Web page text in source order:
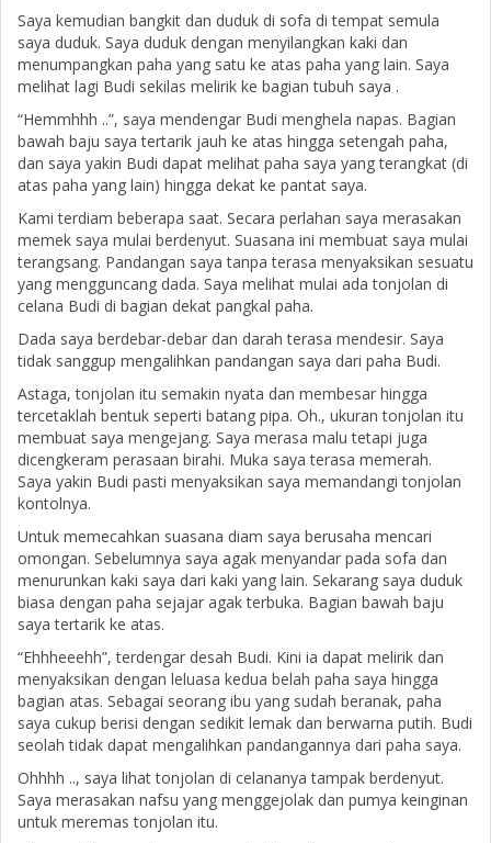
Saya kemudian bangkit dan duduk di sofa di tempat semula
saya duduk. Saya duduk dengan menyilangkan kaki dan
menumpangkan paha yang satu ke atas paha yang lain. Saya
melihat lagi Budi sekilas melirik ke bagian tubuh saya .
“Hemmhhh ..”, saya mendengar Budi menghela napas. Bagian
bawah baju saya tertarik jauh ke atas hingga setengah paha,
dan saya yakin Budi dapat melihat paha saya yang terangkat (di
atas paha yang lain) hingga dekat ke pantat saya.
Kami terdiam beberapa saat. Secara perlahan saya merasakan
memek saya mulai berdenyut. Suasana ini membuat saya mulai
terangsang. Pandangan saya tanpa terasa menyaksikan sesuatu
yang mengguncang dada. Saya melihat mulai ada tonjolan di
celana Budi di bagian dekat pangkal paha.
Dada saya berdebar-debar dan darah terasa mendesir. Saya
tidak sanggup mengalihkan pandangan saya dari paha Budi.
Astaga, tonjolan itu semakin nyata dan membesar hingga
tercetaklah bentuk seperti batang pipa. Oh., ukuran tonjolan itu
membuat saya mengejang. Saya merasa malu tetapi juga
dicengkeram perasaan birahi. Muka saya terasa memerah.
Saya yakin Budi pasti menyaksikan saya memandangi tonjolan
kontolnya.
Untuk memecahkan suasana diam saya berusaha mencari
omongan. Sebelumnya saya agak menyandar pada sofa dan
menurunkan kaki saya dari kaki yang lain. Sekarang saya duduk
biasa dengan paha sejajar agak terbuka. Bagian bawah baju
saya tertarik ke atas.
“Ehhheeehh”, terdengar desah Budi. Kini ia dapat melirik dan
menyaksikan dengan leluasa kedua belah paha saya hingga
bagian atas. Sebagai seorang ibu yang sudah beranak, paha
saya cukup berisi dengan sedikit lemak dan berwarna putih. Budi
seolah tidak dapat mengalihkan pandangannya dari paha saya.
Ohhhh .., saya lihat tonjolan di celananya tampak berdenyut.
Saya merasakan nafsu yang menggejolak dan pumya keinginan
untuk meremas tonjolan itu.